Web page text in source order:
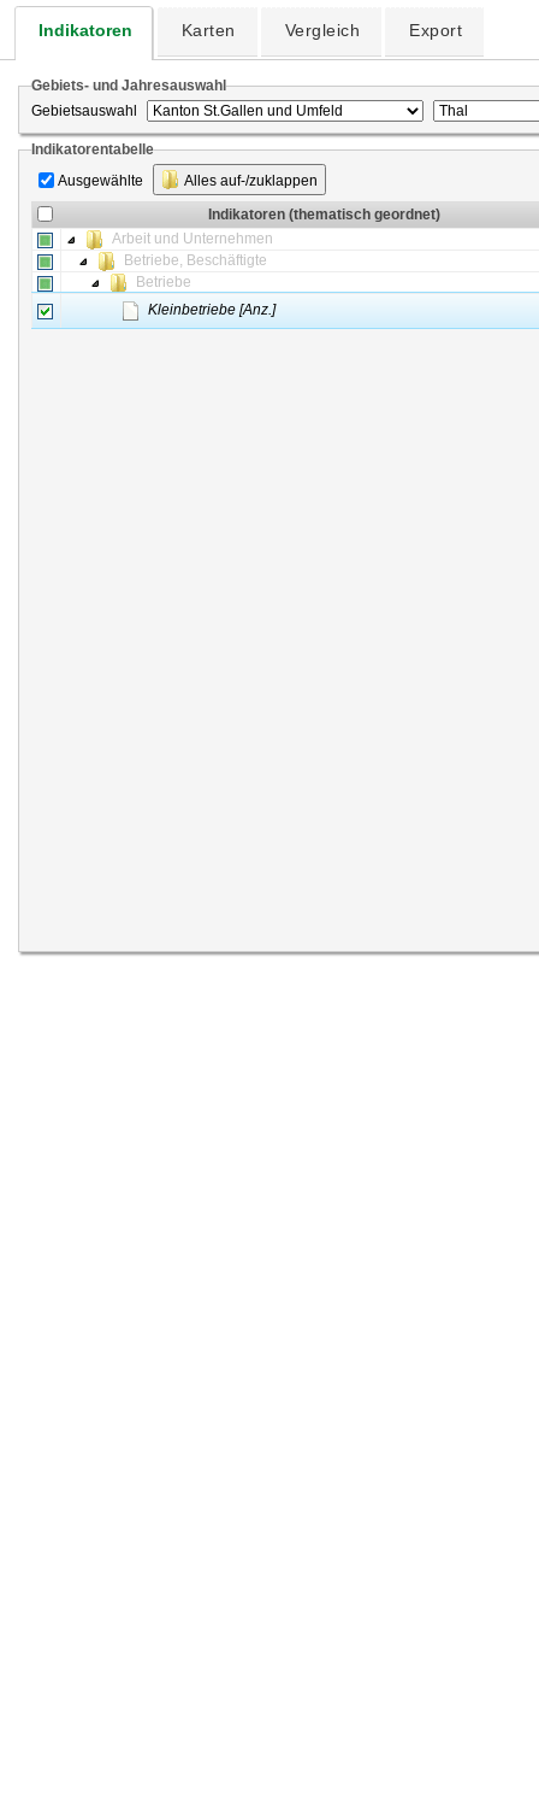
Indikatoren Karten Vergleich Export
Gebiets- und Jahresauswahl
Gebietsauswahl
Indikatorentabelle
Ausgewählte
Alles auf-/zuklappen
Indikatoren (thematisch geordnet)
Arbeit und Unternehmen
Betriebe, Beschäftigte
Betriebe
Kleinbetriebe [Anz.]